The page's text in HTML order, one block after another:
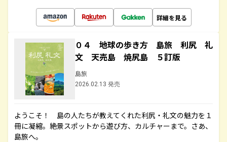
詳細を見る
０４ 地球の歩き方 島旅 利尻 礼
文 天売島 焼尻島 ５訂版
島旅
2026.02.13 発売
ようこそ！ 島の人たちが教えてくれた利尻・礼文の魅力を１
冊に凝縮。絶景スポットから遊び方、カルチャーまで。さあ、
島旅へ。